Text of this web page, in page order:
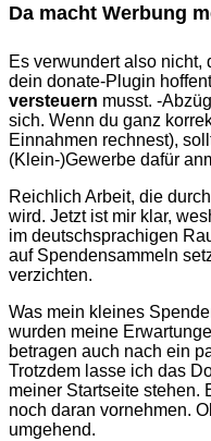
Da macht Werbung
Es verwundert also
dein donate-Plugin
versteuern musst. -
sich. Wenn du ganz
Einnahmen rechnest),
(Klein-)Gewerbe dafür
Reichlich Arbeit, die
wird. Jetzt ist mir klar,
im deutschsprachigen
auf Spendensammeln
verzichten.
Was mein kleines
wurden meine
betragen auch nach ein
Trotzdem lasse ich das
meiner Startseite stehen.
noch daran vornehmen.
umgehend.